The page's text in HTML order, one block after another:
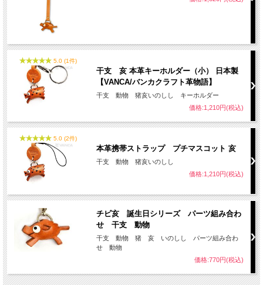
名入れについて
全商品無料で焼きペンで名入れいたします。
（注意！）
・ご注文後の名入れの追加・変更、また返品は不可
＊詳しくはこちらから
手描きで革を焦がしながら名入れをするため文字は均一なものにならず、焦げた部
分は少し凹凸ができます。あなただけの革小物に。
5.0 (1件)
干支 亥 本革キーホルダー（小） 日本製
【VANCA/バンカクラフト革物語】
干支 動物 猪亥いのしし キーホルダー
価格:1,210円(税込)
5.0 (2件)
本革携帯ストラップ プチマスコット 亥
干支 動物 猪亥いのしし
価格:1,210円(税込)
チビ亥 誕生日シリーズ パーツ組み合わ
せ 干支 動物
干支 動物 猪 亥 いのしし パーツ組み合わ
せ 動物
価格:770円(税込)